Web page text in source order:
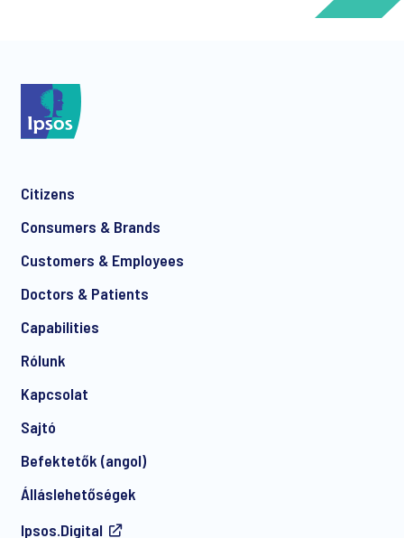
communication about products and services including
Citizens
Consumers & Brands
Customers & Employees
Doctors & Patients
Capabilities
Rólunk
Kapcsolat
Sajtó
Befektetők (angol)
Álláslehetőségek
Ipsos.Digital